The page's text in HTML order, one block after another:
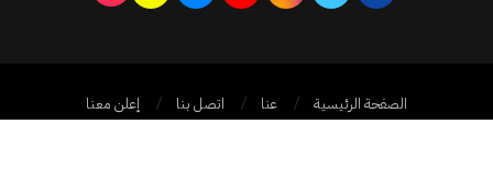
الصفحة الرئيسية عنا اتصل بنا إعلن معنا